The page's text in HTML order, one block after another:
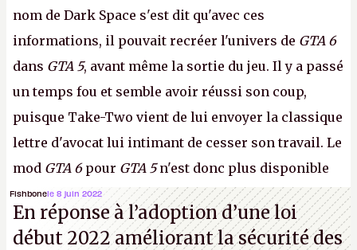
nom de Dark Space s'est dit qu'avec ces
informations, il pouvait recréer l'univers de GTA 6
dans GTA 5, avant même la sortie du jeu. Il y a passé
un temps fou et semble avoir réussi son coup,
puisque Take-Two vient de lui envoyer la classique
lettre d'avocat lui intimant de cesser son travail. Le
mod GTA 6pour GTA 5n'est donc plus disponible
au téléchargement. Vous pouvez encore en voir
quelques bribes surcette vidéo YouTube.A.
Fishbonele 8 juin 2022
En réponse à l’adoption d’une loi
début 2022 améliorant la sécurité des